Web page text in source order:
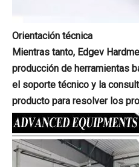
Orientación técnica
Mientras tanto, Edgev
producción de herramientas
el soporte técnico y la
producto para resolver los